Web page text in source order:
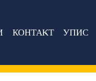
КОНТАКТ УПИС